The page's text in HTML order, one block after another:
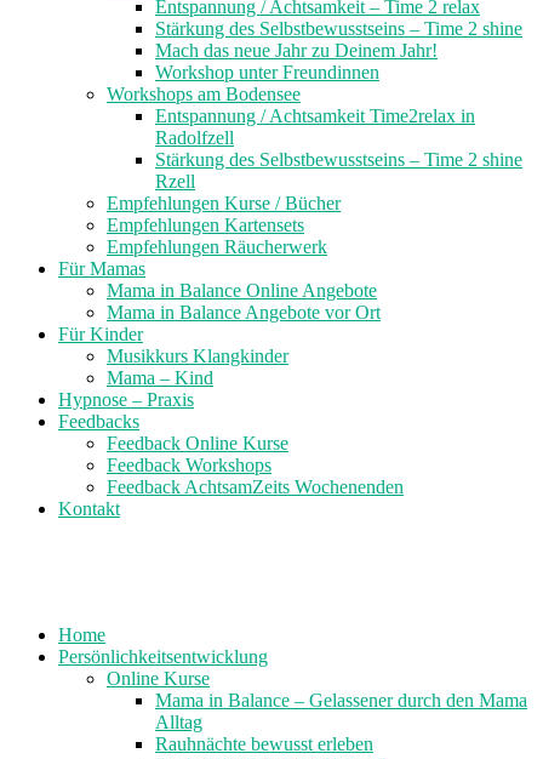
Entspannung / Achtsamkeit – Time 2 relax
Stärkung des Selbstbewusstseins – Time 2 shine
Mach das neue Jahr zu Deinem Jahr!
Workshop unter Freundinnen
Workshops am Bodensee
Entspannung / Achtsamkeit Time2relax in
Radolfzell
Stärkung des Selbstbewusstseins – Time 2 shine
Rzell
Empfehlungen Kurse / Bücher
Empfehlungen Kartensets
Empfehlungen Räucherwerk
Für Mamas
Mama in Balance Online Angebote
Mama in Balance Angebote vor Ort
Für Kinder
Musikkurs Klangkinder
Mama – Kind
Hypnose – Praxis
Feedbacks
Feedback Online Kurse
Feedback Workshops
Feedback AchtsamZeits Wochenenden
Kontakt
Home
Persönlichkeitsentwicklung
Online Kurse
Mama in Balance – Gelassener durch den Mama
Alltag
Rauhnächte bewusst erleben